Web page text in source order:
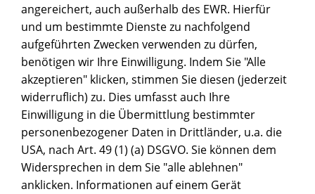
angereichert, auch außerhalb des EWR. Hierfür
und um bestimmte Dienste zu nachfolgend
aufgeführten Zwecken verwenden zu dürfen,
benötigen wir Ihre Einwilligung. Indem Sie "Alle
akzeptieren" klicken, stimmen Sie diesen (jederzeit
widerruflich) zu. Dies umfasst auch Ihre
Einwilligung in die Übermittlung bestimmter
personenbezogener Daten in Drittländer, u.a. die
USA, nach Art. 49 (1) (a) DSGVO. Sie können dem
Widersprechen in dem Sie "alle ablehnen"
anklicken. Informationen auf einem Gerät